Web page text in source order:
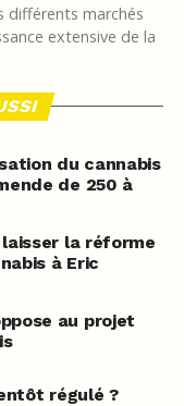
différents marchés
extensive de la
du cannabis
de 250 à
la réforme
à Eric
au projet
régulé ?